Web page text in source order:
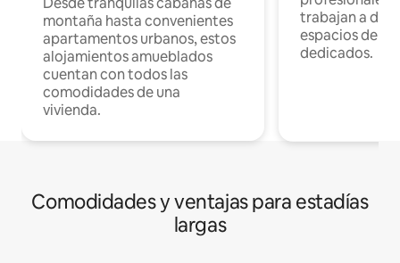
montaña hasta convenientes
apartamentos urbanos, estos
alojamientos amueblados
cuentan con todos las
comodidades de una
vivienda.
trabajan a
espacios de
dedicados.
Comodidades y ventajas para estadías
largas